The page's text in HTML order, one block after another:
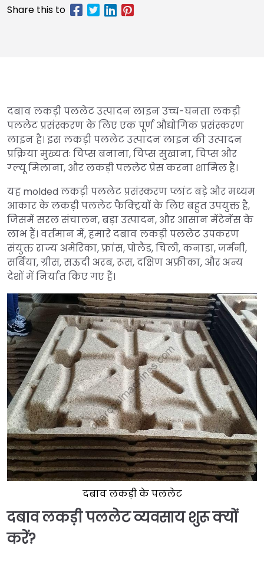
दबाव लकड़ी पललेट उत्पादन लाइन उच्च-घनता लकड़ी
पललेट प्रसंस्करण के लिए एक पूर्ण औद्योगिक प्रसंस्करण
लाइन है। इस लकड़ी पललेट उत्पादन लाइन की उत्पादन
प्रक्रिया मुख्यतः चिप्स बनाना, चिप्स सुखाना, चिप्स और
ग्ल्यू मिलाना, और लकड़ी पललेट प्रेस करना शामिल है।
यह molded लकड़ी पललेट प्रसंस्करण प्लांट बड़े और मध्यम
आकार के लकड़ी पललेट फैक्ट्रियों के लिए बहुत उपयुक्त है,
जिसमें सरल संचालन, बड़ा उत्पादन, और आसान मेंटेनेंस के
लाभ हैं। वर्तमान में, हमारे दबाव लकड़ी पललेट उपकरण
संयुक्त राज्य अमेरिका, फ्रांस, पोलैंड, चिली, कनाडा, जर्मनी,
सर्बिया, ग्रीस, सऊदी अरब, रूस, दक्षिण अफ्रीका, और अन्य
देशों में निर्यात किए गए हैं।
दबाव लकड़ी के पललेट
दबाव लकड़ी पललेट व्यवसाय शुरू क्यों
करें?